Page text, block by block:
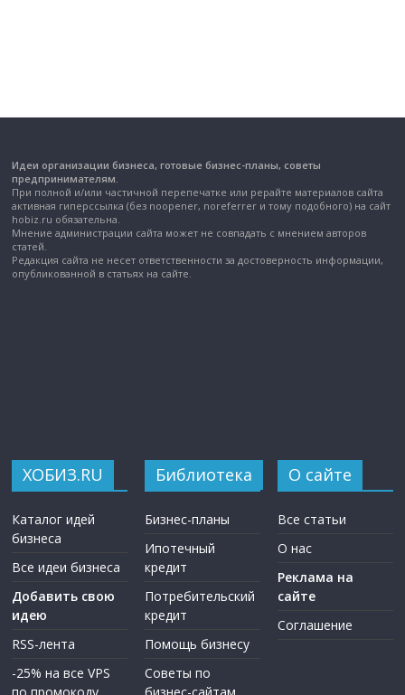
Идеи организации бизнеса, готовые бизнес-планы, советы
предпринимателям.
При полной и/или частичной перепечатке или рерайте материалов сайта
активная гиперссылка (без noopener, noreferrer и тому подобного) на сайт
hobiz.ru обязательна.
Мнение администрации сайта может не совпадать с мнением авторов
статей.
Редакция сайта не несет ответственности за достоверность информации,
опубликованной в статьях на сайте.
ХОБИЗ.RU
Каталог идей
бизнеса
Все идеи бизнеса
Добавить свою
идею
RSS-лента
-25% на все VPS
Библиотека
Бизнес-планы
Ипотечный
кредит
Потребительский
кредит
Помощь бизнесу
Советы по
О сайте
Все статьи
О нас
Реклама на
сайте
Соглашение